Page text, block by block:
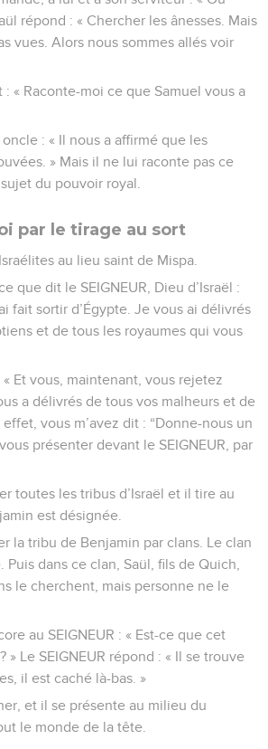
répond : « Chercher les ânesses. Mais
vues. Alors nous sommes allés voir
: « Raconte-moi ce que Samuel vous a
: « Il nous a affirmé que les
» Mais il ne lui raconte pas ce
du pouvoir royal.
par le tirage au sort
au lieu saint de Mispa.
que dit le SEIGNEUR, Dieu d’Israël :
fait sortir d’Égypte. Je vous ai délivrés
et de tous les royaumes qui vous
Et vous, maintenant, vous rejetez
a délivrés de tous vos malheurs et de
vous m’avez dit : “Donne-nous un
présenter devant le SEIGNEUR, par
toutes les tribus d’Israël et il tire au
est désignée.
la tribu de Benjamin par clans. Le clan
dans ce clan, Saül, fils de Quich,
le cherchent, mais personne ne le
au SEIGNEUR : « Est-ce que cet
» Le SEIGNEUR répond : « Il se trouve
il est caché là-bas. »
et il se présente au milieu du
le monde de la tête.